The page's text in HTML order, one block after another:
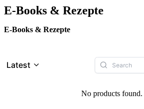
E-Books & Rezepte
E-Books & Rezepte
Latest
No products found.